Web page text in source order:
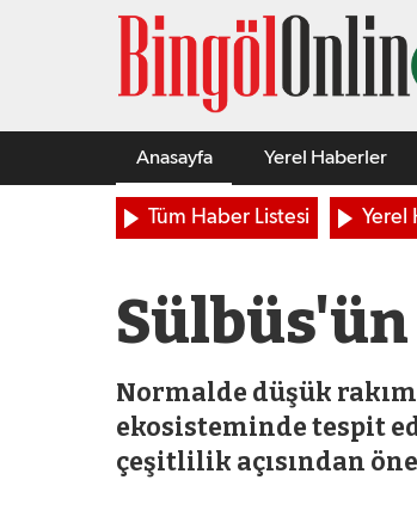
Anasayfa Yerel Haberler
Tüm Haber Listesi Yerel
Normalde düşük
ekosisteminde tespit
çeşitlilik açısından